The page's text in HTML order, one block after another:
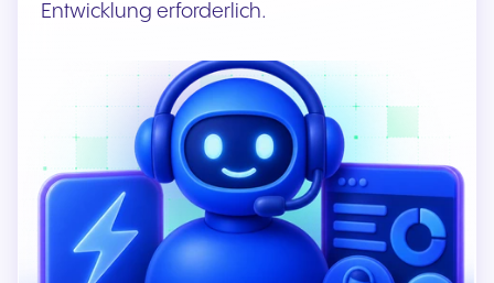
Entwicklung erforderlich.